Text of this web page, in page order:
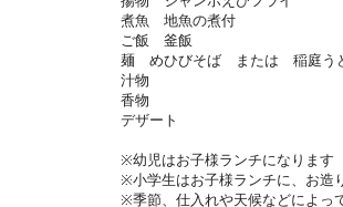
煮魚　地魚の煮付
ご飯　釜飯
麺　めひびそば　または　稲庭う
汁物
香物
デザート
※幼児はお子様ランチになります
※小学生はお子様ランチに、お造
※季節、仕入れや天候などによっ